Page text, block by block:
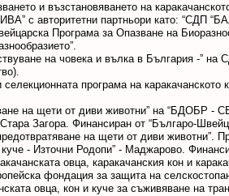
и възстановяването на
с авторитетни партньори като: “СДП
Програма за Опазване на
на човека и вълка в България -
селекционната програма на
на щети от диви животни” на
Загора. Финансиран от “Българо-
на щети от диви животни”.
- Източни Родопи” - Маджарово.
овца, каракачанския кон и
фондация за защита на
овца, кон и куче за съживяване на